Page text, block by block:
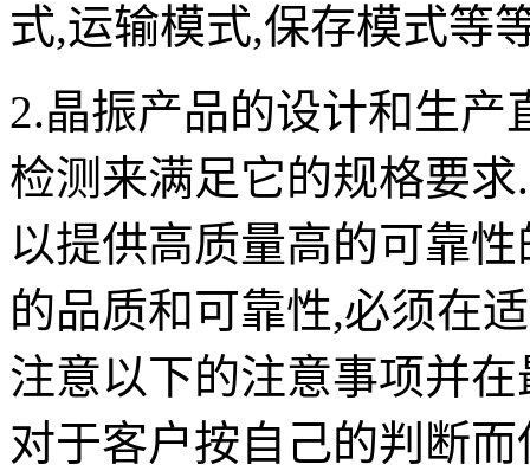
式,运输模式,保存模式等
2.晶振产品的设计和生产
检测来满足它的规格要
以提供高质量高的可靠性
的品质和可靠性,必须在
注意以下的注意事项并
对于客户按自己的判断